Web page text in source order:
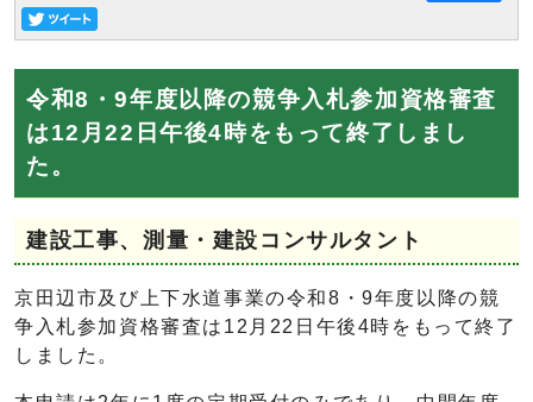
令和8・9年度以降の競争入札参加資格審査
は12月22日午後4時をもって終了しまし
た。
建設工事、測量・建設コンサルタント
京田辺市及び上下水道事業の令和8・9年度以降の競
争入札参加資格審査は12月22日午後4時をもって終了
しました。